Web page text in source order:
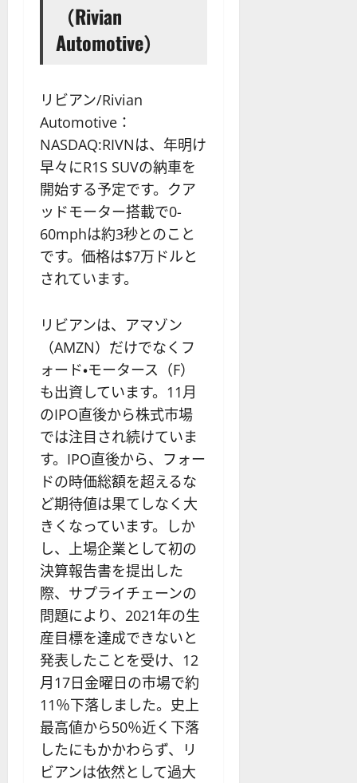
（Rivian
Automotive）
リビアン/Rivian
Automotive：
NASDAQ:RIVNは、年明け
早々にR1S SUVの納車を
開始する予定です。クア
ッドモーター搭載で0-
60mphは約3秒とのこと
です。価格は$7万ドルと
されています。
リビアンは、アマゾン
（AMZN）だけでなくフ
ォード・モータース（F）
も出資しています。11月
のIPO直後から株式市場
では注目され続けていま
す。IPO直後から、フォー
ドの時価総額を超えるな
ど期待値は果てしなく大
きくなっています。しか
し、上場企業として初の
決算報告書を提出した
際、サプライチェーンの
問題により、2021年の生
産目標を達成できないと
発表したことを受け、12
月17日金曜日の市場で約
11％下落しました。史上
最高値から50％近く下落
したにもかかわらず、リ
ビアンは依然として過大